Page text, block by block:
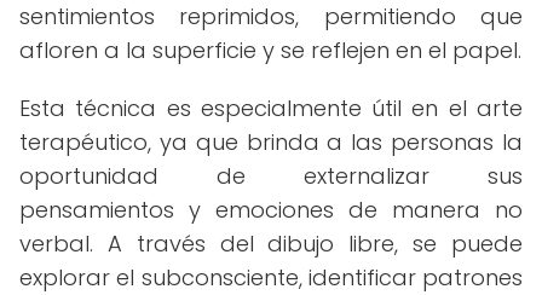
sentimientos reprimidos, permitiendo que
afloren a la superficie y se reflejen en el papel.
Esta técnica es especialmente útil en el arte
terapéutico, ya que brinda a las personas la
oportunidad de externalizar sus
pensamientos y emociones de manera no
verbal. A través del dibujo libre, se puede
explorar el subconsciente, identificar patrones